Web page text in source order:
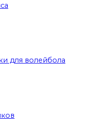
для волейбола